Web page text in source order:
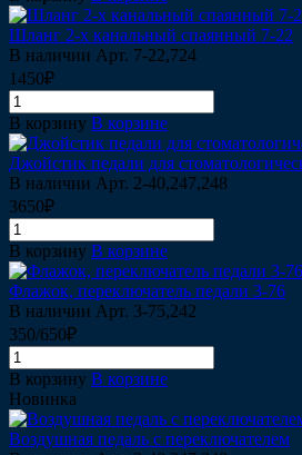
Шланг 2-х канальный спаянный 7-22
В наличии Арт. 7-22,724
1450₽
В корзину В корзине
Джойстик педали для
В наличии Арт. 2-40,247,248
3650₽
В корзину В корзине
Флажок, переключатель педали 3-76
В наличии Арт. 3-75,242
350/650₽
В корзину В корзине
Новинка
Воздушная педаль с переключателем